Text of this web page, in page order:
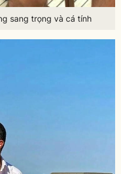
sang trọng và cá tính